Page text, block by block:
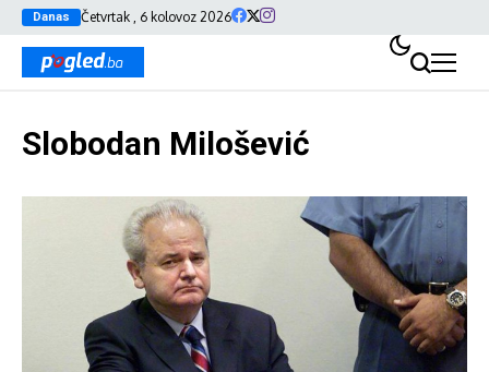
Danas Četvrtak , 6 kolovoz 2026
Slobodan Milošević